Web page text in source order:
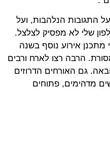
התגובות הנלהבות, ועל
שלי לא מפסיק לצלצל.
אירוע נוסף בשנה
הרבה רצו לארח ורבים
גם האורחים הדרוזים
מדהימים, פתוחים